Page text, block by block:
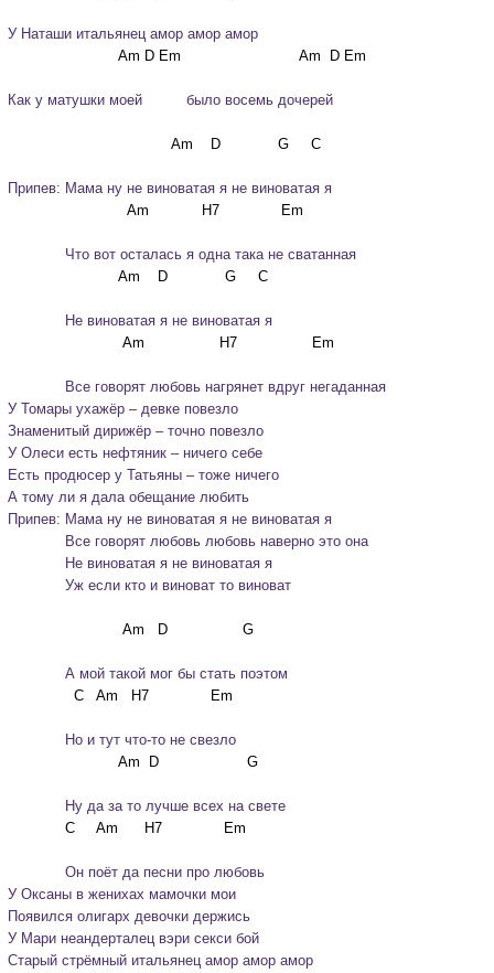
У Наташи итальянец амор амор амор
Как у матушки моей          было восемь дочерей
Припев: Мама ну не виноватая я не виноватая я
             Что вот осталась я одна така не сватанная
             Не виноватая я не виноватая я
             Все говорят любовь нагрянет вдруг негаданная
У Томары ухажёр – девке повезло
Знаменитый дирижёр – точно повезло
У Олеси есть нефтяник – ничего себе
Есть продюсер у Татьяны – тоже ничего
А тому ли я дала обещание любить
Припев: Мама ну не виноватая я не виноватая я
             Уж если кто и виноват то виноват
             А мой такой мог бы стать поэтом
             Но и тут что-то не свезло
             Ну да за то лучше всех на свете
             Он поёт да песни про любовь
У Оксаны в женихах мамочки мои
Появился олигарх девочки держись
У Мари неандерталец вэри секси бой
Старый стрёмный итальянец амор амор амор